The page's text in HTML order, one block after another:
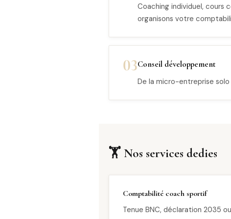
Coaching individuel, cours
organisons votre
03Conseil développement
De la micro-entreprise
🏋️ Nos services dedies
Comptabilité coach sportif
Tenue BNC, déclaration 2035